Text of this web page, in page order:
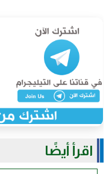
اقرأ أيضًا